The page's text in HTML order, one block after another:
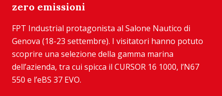
zero emissioni
FPT Industrial protagonista al Salone Nautico di
Genova (18-23 settembre). I visitatori hanno potuto
scoprire una selezione della gamma marina
dell’azienda, tra cui spicca il CURSOR 16 1000, l’N67
550 e l’eBS 37 EVO.